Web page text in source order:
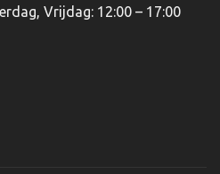
Vrijdag: 12:00 – 17:00